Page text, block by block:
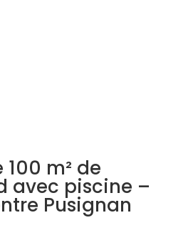
m² de
avec piscine –
Pusignan